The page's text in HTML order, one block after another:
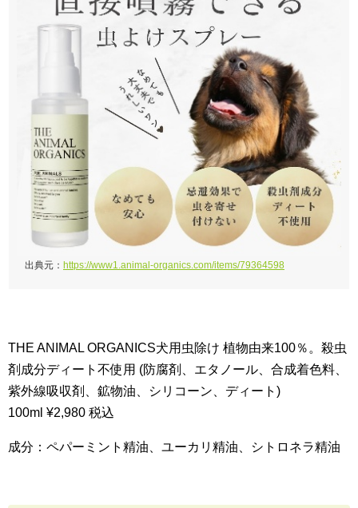
出典元： https://www1.animal-organics.com/items/79364598
THE ANIMAL ORGANICS犬用虫除け 植物由来100％。殺虫
剤成分ディート不使用 (防腐剤、エタノール、合成着色料、
紫外線吸収剤、鉱物油、シリコーン、ディート)
100ml ¥2,980 税込
成分：ペパーミント精油、ユーカリ精油、シトロネラ精油